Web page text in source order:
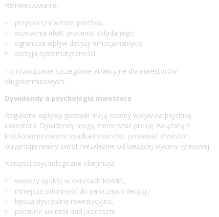
Reinwestowanie:
przyspiesza wzrost portfela,
wzmacnia efekt procentu składanego,
ogranicza wpływ decyzji emocjonalnych,
sprzyja systematyczności.
To rozwiązanie szczególnie atrakcyjne dla inwestorów
długoterminowych.
Dywidendy a psychologia inwestora
Regularne wpływy gotówki mają istotny wpływ na psychikę
inwestora. Dywidendy mogą zmniejszać presję związaną z
krótkoterminowymi spadkami kursów, ponieważ inwestor
otrzymuje realny zwrot niezależnie od bieżącej wyceny rynkowej.
Korzyści psychologiczne obejmują:
większy spokój w okresach korekt,
mniejszą skłonność do panicznych decyzji,
lepszą dyscyplinę inwestycyjną,
poczucie kontroli nad procesem.